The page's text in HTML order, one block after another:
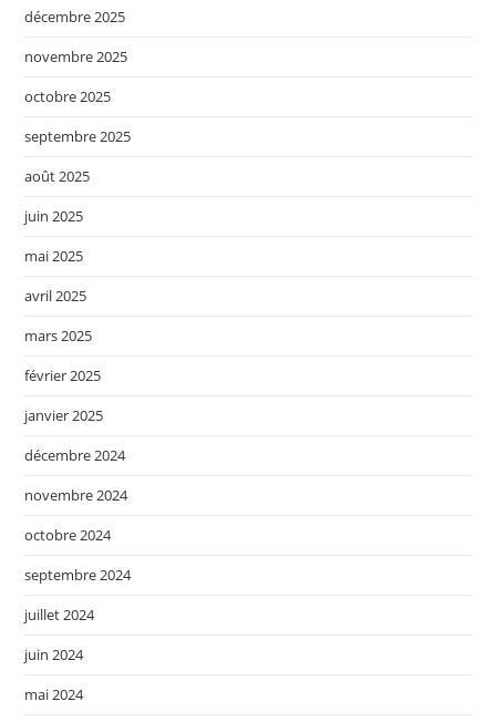
décembre 2025
novembre 2025
octobre 2025
septembre 2025
août 2025
juin 2025
mai 2025
avril 2025
mars 2025
février 2025
janvier 2025
décembre 2024
novembre 2024
octobre 2024
septembre 2024
juillet 2024
juin 2024
mai 2024